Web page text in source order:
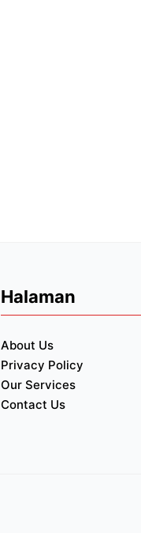
Halaman
About Us
Privacy Policy
Our Services
Contact Us